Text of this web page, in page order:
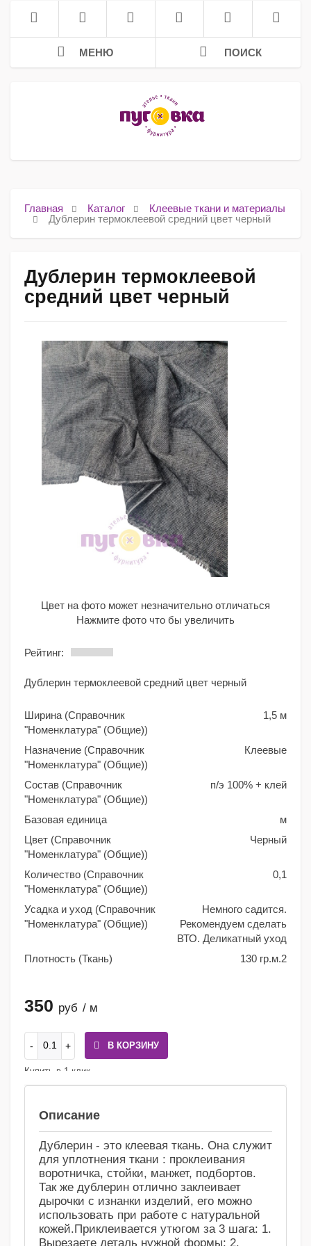
МЕНЮ ПОИСК
Главная Каталог
Клеевые ткани и материалы
Дублерин термоклеевой средний цвет черный
Дублерин термоклеевой
средний цвет черный
Цвет на фото может незначительно отличаться
Нажмите фото что бы увеличить
Рейтинг:
Дублерин термоклеевой средний цвет черный
Ширина (Справочник
"Номенклатура" (Общие))
1,5 м
Назначение (Справочник
"Номенклатура" (Общие))
Клеевые
Состав (Справочник
"Номенклатура" (Общие))
п/э 100% + клей
Базовая единица
м
Цвет (Справочник
"Номенклатура" (Общие))
Черный
Количество (Справочник
"Номенклатура" (Общие))
0,1
Усадка и уход (Справочник
"Номенклатура" (Общие))
Немного садится.
Рекомендуем сделать
ВТО. Деликатный уход
Плотность (Ткань)
130 гр.м.2
350 руб / м
В КОРЗИНУ
Купить в 1 клик
Описание
Дублерин - это клеевая ткань. Она служит
для уплотнения ткани : проклеивания
воротничка, стойки, манжет, подбортов.
Так же дублерин отлично заклеивает
дырочки с изнанки изделий, его можно
использовать при работе с натуральной
кожей.Приклеивается утюгом за 3 шага: 1.
Вырезаете деталь нужной формы; 2.